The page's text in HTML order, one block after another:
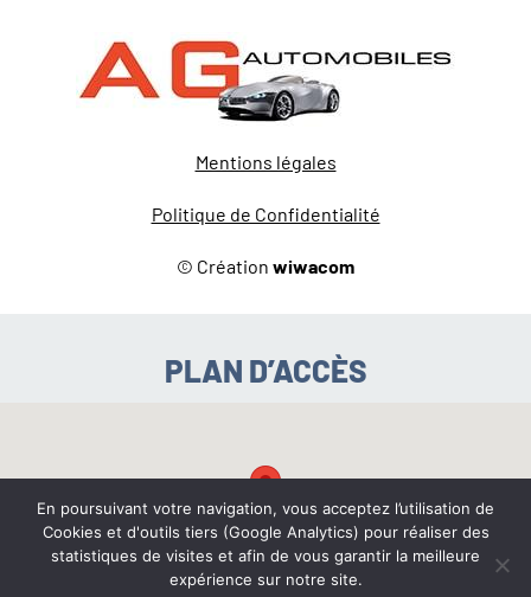
Mentions légales
Politique de Confidentialité
© Création wiwacom
PLAN D’ACCÈS
En poursuivant votre navigation, vous acceptez l’utilisation de
Cookies et d'outils tiers (Google Analytics) pour réaliser des
statistiques de visites et afin de vous garantir la meilleure
expérience sur notre site.